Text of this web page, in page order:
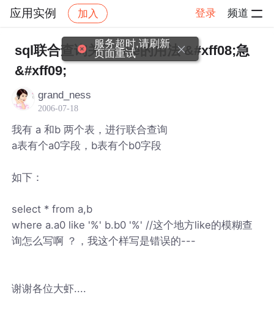
应用实例 加入 登录 频道
社区 应用实例 帖子详情
sql联合查询关于 like的用法 &#xff08;急
&#xff09;
grand_ness
2006-07-18
我有 a 和b 两个表，进行联合查询
a表有个a0字段，b表有个b0字段
如下：
select * from a,b
where a.a0 like '%' b.b0 '%' //这个地方like的模糊查
询怎么写啊 ？，我这个样写是错误的---
谢谢各位大虾....
服务超时,请刷新
页面重试